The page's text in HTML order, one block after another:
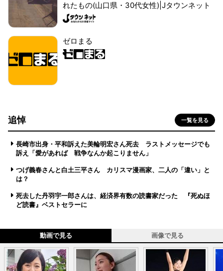
れたもの(山口県・30代女性)|Jタウンネット
ゼロまる
追悼 一覧を見る
長崎市出身・平和訴えた美輪明宏さん死去 ラストメッセージでも
訴え「愛があれば 戦争なんか起こりません」
つげ義春さんと白土三平さん カリスマ漫画家、二人の「違い」と
は？
死去した丹羽宇一郎さんは、経済界有数の読書家だった 『死ぬほ
ど読書』ベストセラーに
動画で見る 画像で見る